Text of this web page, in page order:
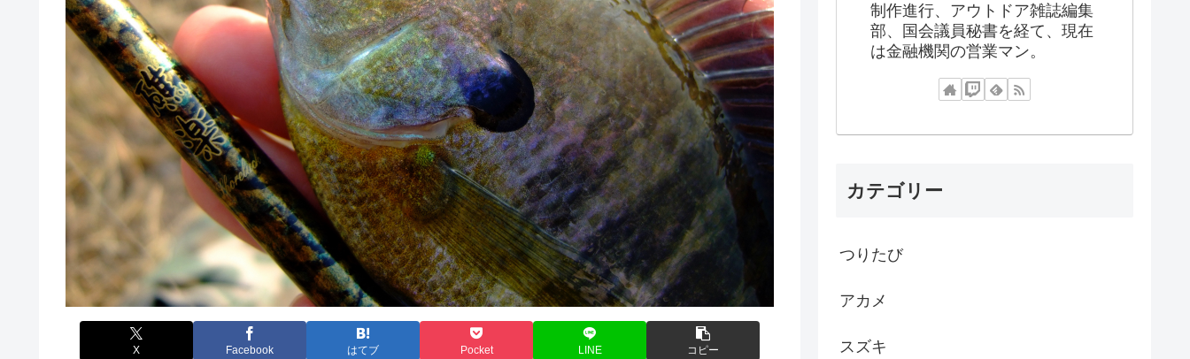
X Facebook はてブ Pocket LINE コピー
制作進行、アウトドア雑誌編集
部、国会議員秘書を経て、現在
は金融機関の営業マン。
カテゴリー
つりたび
アカメ
スズキ